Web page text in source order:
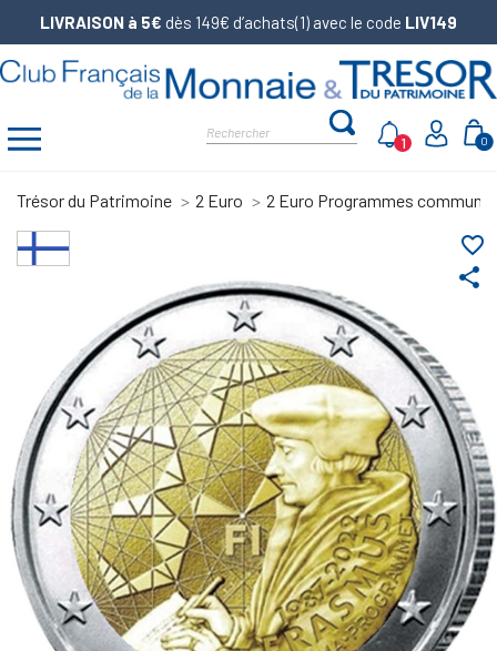
LIVRAISON à 5€ dès 149€ d’achats(1) avec le code LIV149
0
1
Trésor du Patrimoine 2 Euro 2 Euro Programmes communs
share
favorite_border